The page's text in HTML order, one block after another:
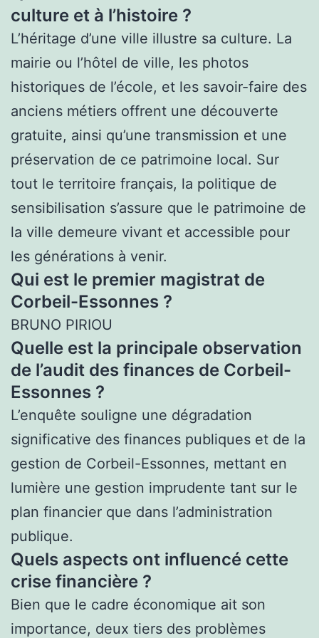
culture et à l’histoire ?
L’héritage d’une ville illustre sa culture. La
mairie ou l’hôtel de ville, les photos
historiques de l’école, et les savoir-faire des
anciens métiers offrent une découverte
gratuite, ainsi qu’une transmission et une
préservation de ce patrimoine local. Sur
tout le territoire français, la politique de
sensibilisation s’assure que le patrimoine de
la ville demeure vivant et accessible pour
les générations à venir.
Qui est le premier magistrat de
Corbeil-Essonnes ?
BRUNO PIRIOU
Quelle est la principale observation
de l’audit des finances de Corbeil-
Essonnes ?
L’enquête souligne une dégradation
significative des finances publiques et de la
gestion de Corbeil-Essonnes, mettant en
lumière une gestion imprudente tant sur le
plan financier que dans l’administration
publique.
Quels aspects ont influencé cette
crise financière ?
Bien que le cadre économique ait son
importance, deux tiers des problèmes